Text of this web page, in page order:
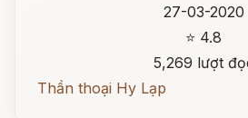
27-03-2020
⭐ 4.8
5,269 lượt
Thần thoại Hy Lạp